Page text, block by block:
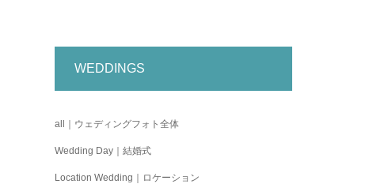
WEDDINGS
all｜ウェディングフォト全体
Wedding Day｜結婚式
Location Wedding｜ロケーション